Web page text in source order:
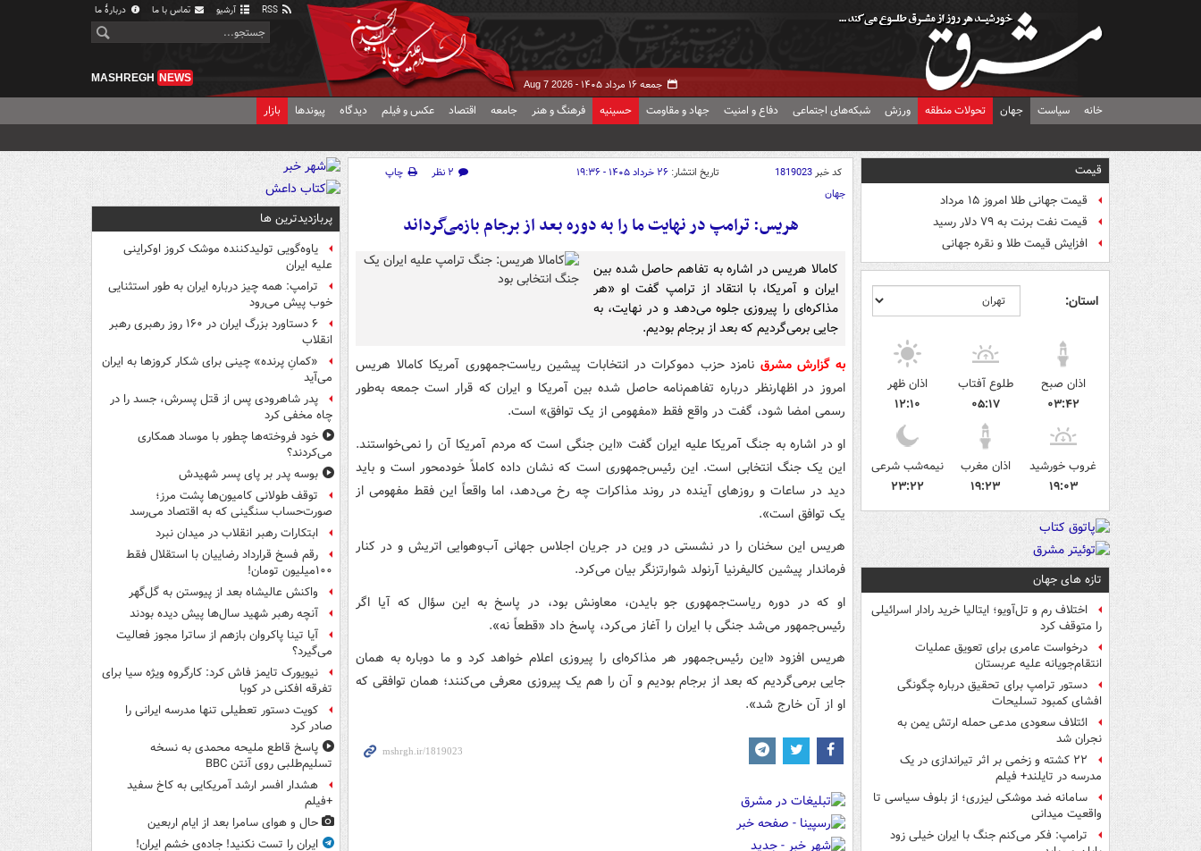
آرشیو تماس با ما دربارهٔ ما
جمعه ۱۶ مرداد ۱۴۰۵ - Aug 7 2026
MASHREGH NEWS
خانه سیاست جهان تحولات منطقه ورزش شبکه‌های اجتماعی دفاع و امنیت جهاد و مقاومت حسینیه فرهنگ و هنر جامعه اقتصاد عکس و فیلم دیدگاه پیوندها بازار
قیمت
قیمت جهانی طلا امروز ۱۵ مرداد
قیمت نفت برنت به ۷۹ دلار رسید
افزایش قیمت طلا و نقره جهانی
استان:
اذان صبح
۰۳:۴۲
طلوع آفتاب
۰۵:۱۷
اذان ظهر
۱۲:۱۰
غروب خورشید
۱۹:۰۳
اذان مغرب
۱۹:۲۳
نیمه‌شب شرعی
۲۳:۲۲
تازه های جهان
اختلاف رم و تل‌آویو؛ ایتالیا خرید رادار اسرائیلی
را متوقف کرد
درخواست عامری برای تعویق عملیات
انتقام‌جویانه علیه عربستان
دستور ترامپ برای تحقیق درباره چگونگی
افشای کمبود تسلیحات
ائتلاف سعودی مدعی حمله ارتش یمن به
نجران شد
۲۲ کشته و زخمی بر اثر تیراندازی در یک
مدرسه در تایلند+ فیلم
سامانه ضد موشکی لیزری؛ از بلوف سیاسی تا
واقعیت میدانی
ترامپ: فکر می‌کنم جنگ با ایران خیلی زود
کد خبر1819023 تاریخ انتشار: ۲۶ خرداد ۱۴۰۵ - ۱۹:۳۶ ۲ نظر
چاپ
جهان
هریس: ترامپ در نهایت ما را به دوره بعد از برجام بازمی‌گرداند
کامالا هریس در اشاره به تفاهم حاصل شده بین
ایران و آمریکا، با انتقاد از ترامپ گفت او «هر
مذاکره‌ای را پیروزی جلوه می‌دهد و در نهایت، به
جایی برمی‌گردیم که بعد از برجام بودیم.
به گزارش مشرق نامزد حزب دموکرات در انتخابات پیشین ریاست‌جمهوری آمریکا کامالا هریس
امروز در اظهارنظر درباره تفاهم‌نامه حاصل شده بین آمریکا و ایران که قرار است جمعه به‌طور
رسمی امضا شود، گفت در واقع فقط «مفهومی از یک توافق» است.
او در اشاره به جنگ آمریکا علیه ایران گفت «این جنگی است که مردم آمریکا آن را نمی‌خواستند.
این یک جنگ انتخابی است. این رئیس‌جمهوری است که نشان داده کاملاً خودمحور است و باید
دید در ساعات و روزهای آینده در روند مذاکرات چه رخ می‌دهد، اما واقعاً این فقط مفهومی از
یک توافق است».
هریس این سخنان را در نشستی در وین در جریان اجلاس جهانی آب‌وهوایی اتریش و در کنار
فرماندار پیشین کالیفرنیا آرنولد شوارتزنگر بیان می‌کرد.
او که در دوره ریاست‌جمهوری جو بایدن، معاونش بود، در پاسخ به این سؤال که آیا اگر
رئیس‌جمهور می‌شد جنگی با ایران را آغاز می‌کرد، پاسخ داد «قطعاً نه».
هریس افزود «این رئیس‌جمهور هر مذاکره‌ای را پیروزی اعلام خواهد کرد و ما دوباره به همان
جایی برمی‌گردیم که بعد از برجام بودیم و آن را هم یک پیروزی معرفی می‌کنند؛ همان توافقی که
او از آن خارج شد».
پربازدیدترین ها
یاوه‌گویی تولیدکننده موشک کروز اوکراینی
علیه ایران
ترامپ: همه چیز درباره ایران به طور استثنایی
خوب پیش می‌رود
۶ دستاورد بزرگ ایران در ۱۶۰ روز رهبری رهبر
انقلاب
«کمانِ پرنده» چینی برای شکار کروزها به ایران
می‌آید
پدر شاهرودی پس از قتل پسرش، جسد را در
چاه مخفی کرد
خود فروخته‌ها چطور با موساد همکاری
می‌کردند؟
بوسه‌ پدر بر پای پسر شهیدش
توقف طولانی کامیون‌ها پشت مرز؛
صورت‌حساب سنگینی که به اقتصاد می‌رسد
ابتکارات رهبر انقلاب در میدان نبرد
رقم فسخ قرارداد رضاییان با استقلال فقط
۱۰۰میلیون تومان!
واکنش عالیشاه بعد از پیوستن به گل‌گهر
آنچه رهبر شهید سال‌ها پیش دیده بودند
آیا تینا پاکروان بازهم از ساترا مجوز فعالیت
می‌گیرد؟
نیویورک تایمز فاش کرد: کارگروه ویژه سیا برای
تفرقه افکنی در کوبا
کویت دستور تعطیلی تنها مدرسه ایرانی را
صادر کرد
پاسخ قاطع ملیحه محمدی به نسخه
تسلیم‌طلبی روی آنتن BBC
هشدار افسر ارشد آمریکایی به کاخ سفید
+فیلم
حال و هوای سامرا بعد از ایام اربعین
ایران را تست نکنید! جاده‌ی خشم ایران!